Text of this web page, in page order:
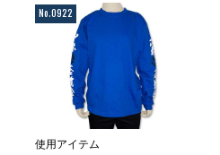
No.0922
使用アイテム